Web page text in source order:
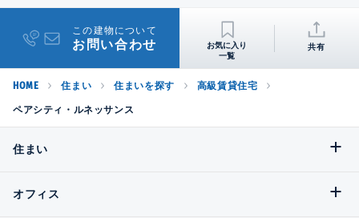
この建物について
お問い合わせ 共有
HOME 住まい 住まいを探す 高級賃貸住宅
ペアシティ・ルネッサンス
住まい
オフィス